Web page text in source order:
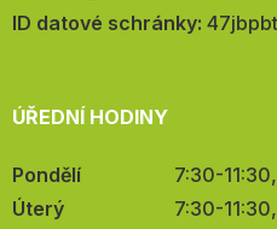
mail:
ID datové schránky: 47jbpbt
ÚŘEDNÍ HODINY
Pondělí
7:30-
Úterý
7:30-